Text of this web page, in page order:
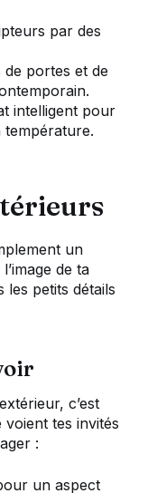
par des
de portes et de
intelligent pour
température.
un
de ta
les petits détails
c’est
tes invités
:
un aspect